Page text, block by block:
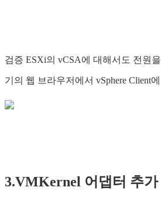
검증 ESXi의 vCSA에 대해서도 전원
기의 웹 브라우저에서 vSphere Client
3.VMKernel 어댑터 추가